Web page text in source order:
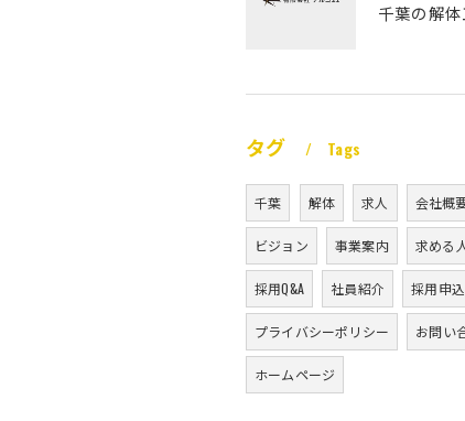
タグ Tags
千葉 解体 求人 会社概
ビジョン 事業案内 求める
採用Q&A 社員紹介 採用申込
プライバシーポリシー お問い
ホームページ